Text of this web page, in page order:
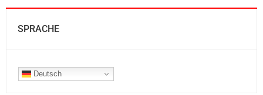
SPRACHE
Deutsch